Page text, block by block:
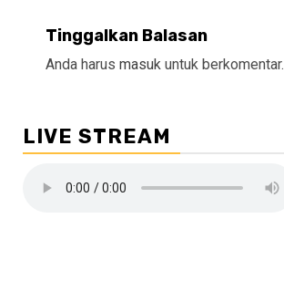
Tinggalkan Balasan
Anda harus masuk untuk berkomentar.
LIVE STREAM